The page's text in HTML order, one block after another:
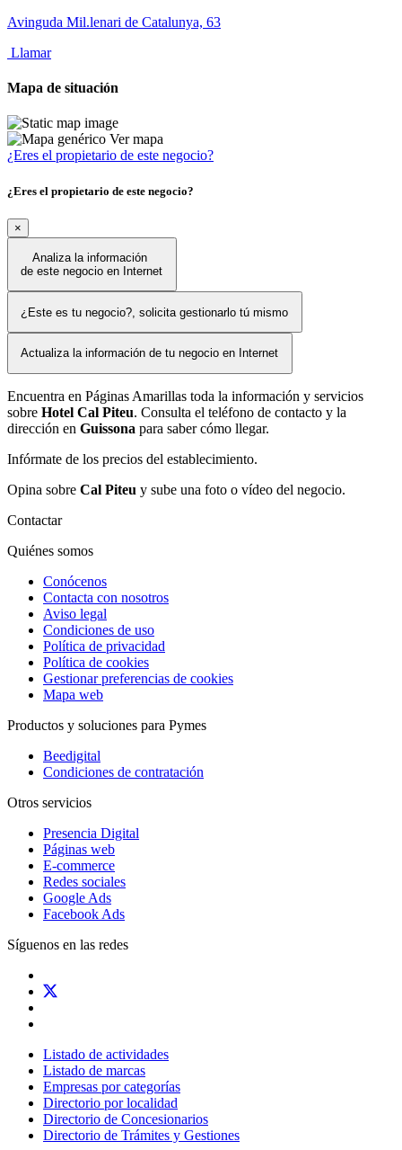
Avinguda Mil.lenari de Catalunya, 63
Llamar
Mapa de situación
Ver mapa
¿Eres el propietario de este negocio?
¿Eres el propietario de este negocio?
×
Analiza la información
de este negocio en Internet
¿Este es tu negocio?, solicita gestionarlo tú mismo
Actualiza la información de tu negocio en Internet
Encuentra en Páginas Amarillas toda la información y servicios
sobre Hotel Cal Piteu. Consulta el teléfono de contacto y la
dirección en Guissona para saber cómo llegar.
Infórmate de los precios del establecimiento.
Opina sobre Cal Piteu y sube una foto o vídeo del negocio.
Contactar
Quiénes somos
Conócenos
Contacta con nosotros
Aviso legal
Condiciones de uso
Política de privacidad
Política de cookies
Gestionar preferencias de cookies
Mapa web
Productos y soluciones para Pymes
Beedigital
Condiciones de contratación
Otros servicios
Presencia Digital
Páginas web
E-commerce
Redes sociales
Google Ads
Facebook Ads
Síguenos en las redes
Listado de actividades
Listado de marcas
Empresas por categorías
Directorio por localidad
Directorio de Concesionarios
Directorio de Trámites y Gestiones